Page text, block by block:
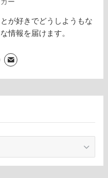
が好きでどうしようもな
情報を届けます。